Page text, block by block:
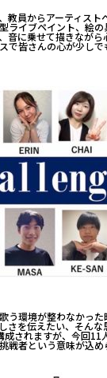
教員からアーティス
ライブペイント、絵
音に乗せて描きなが
で皆さんの心が少し
う環境が整わなかっ
さを伝えたい、そん
されますが、今回11
戦者という意味が込め